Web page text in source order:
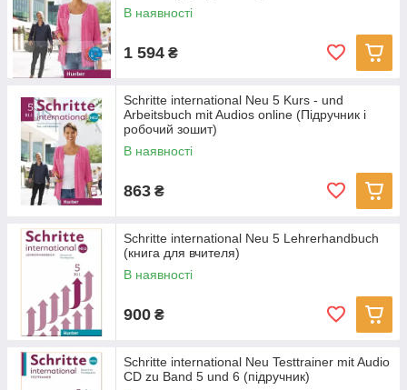
В наявності
1 594 ₴
Schritte international Neu 5 Kurs - und
Arbeitsbuch mit Audios online (Підручник і
робочий зошит)
В наявності
863 ₴
Schritte international Neu 5 Lehrerhandbuch
(книга для вчителя)
В наявності
900 ₴
Schritte international Neu Testtrainer mit Audio
CD zu Band 5 und 6 (підручник)